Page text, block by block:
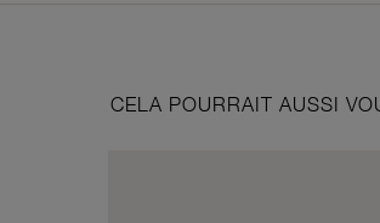
CELA POURRAIT AUSSI